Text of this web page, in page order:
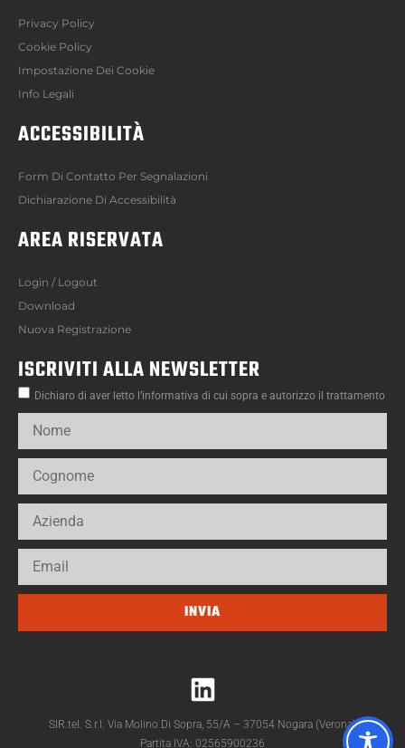
Privacy Policy
Cookie Policy
Impostazione Dei Cookie
Info Legali
ACCESSIBILITÀ
Form Di Contatto Per Segnalazioni
Dichiarazione Di Accessibilità
AREA RISERVATA
Login / Logout
Download
Nuova Registrazione
ISCRIVITI ALLA NEWSLETTER
Dichiaro di aver letto l’informativa di cui sopra e autorizzo il trattamento
INVIA
SIR.tel. S.r.l. Via Molino Di Sopra, 55/A – 37054 Nogara (Verona)
Partita IVA: 02565900236